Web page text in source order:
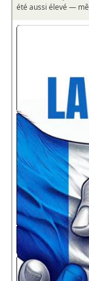
été aussi élevé —